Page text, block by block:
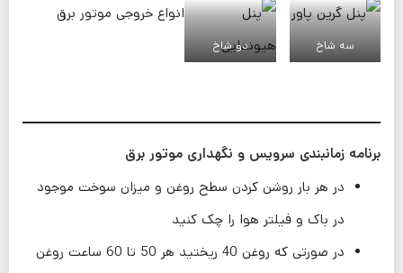
سه شاخ دو شاخ
انواع خروجی موتور برق
برنامه زمانبندی سرویس و نگهداری موتور برق
در هر بار روشن کردن سطح روغن و میزان سوخت موجود
در باک و فیلتر هوا را چک کنید
در صورتی که روغن 40 ریختید هر 50 تا 60 ساعت روغن